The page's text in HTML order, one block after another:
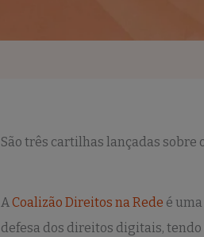
São três cartilhas lançadas
ACoalizão Direitos na Rede é
defesa dos direitos digitais,